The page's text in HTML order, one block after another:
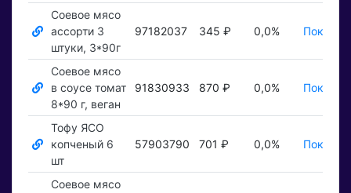
Соевое мясо
ассорти 3
штуки, 3*90г
97182037 345 ₽ 0,0%
Соевое мясо
в соусе томат
8*90 г, веган
91830933 870 ₽ 0,0%
Тофу ЯСО
копченый 6
шт
57903790 701 ₽ 0,0%
Соевое мясо